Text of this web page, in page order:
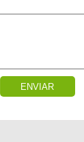
ENVIAR